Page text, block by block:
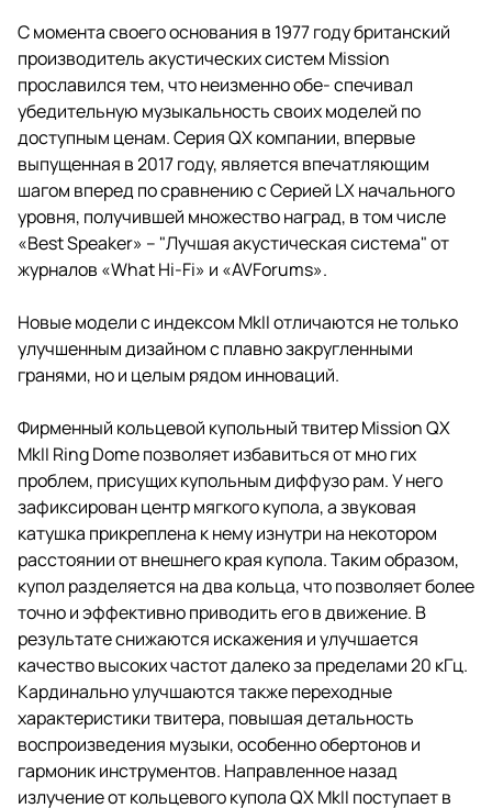
С момента своего основания в 1977 году британский
производитель акустических систем Mission
прославился тем, что неизменно обе- спечивал
убедительную музыкальность своих моделей по
доступным ценам. Серия QX компании, впервые
выпущенная в 2017 году, является впечатляющим
шагом вперед по сравнению с Серией LX начального
уровня, получившей множество наград, в том числе
«Best Speaker» – "Лучшая акустическая система" от
журналов «What Hi-Fi» и «AVForums».
Новые модели с индексом MkII отличаются не только
улучшенным дизайном с плавно закругленными
гранями, но и целым рядом инноваций.
Фирменный кольцевой купольный твитер Mission QX
MkII Ring Dome позволяет избавиться от мно гих
проблем, присущих купольным диффузо рам. У него
зафиксирован центр мягкого купола, а звуковая
катушка прикреплена к нему изнутри на некотором
расстоянии от внешнего края купола. Таким образом,
купол разделяется на два кольца, что позволяет более
точно и эффективно приводить его в движение. В
результате снижаются искажения и улучшается
качество высоких частот далеко за пределами 20 кГц.
Кардинально улучшаются также переходные
характеристики твитера, повышая детальность
воспроизведения музыки, особенно обертонов и
гармоник инструментов. Направленное назад
излучение от кольцевого купола QX MkII поступает в